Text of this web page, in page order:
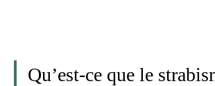
Qu’est-ce que le